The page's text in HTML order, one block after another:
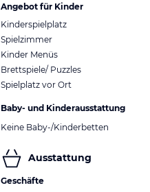
Angebot für Kinder
Kinderspielplatz
Spielzimmer
Kinder Menüs
Brettspiele/ Puzzles
Spielplatz vor Ort
Baby- und Kinderausstattung
Keine Baby-/Kinderbetten
Ausstattung
Geschäfte